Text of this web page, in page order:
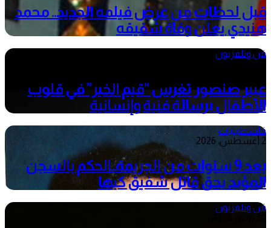
قبل لحظات من عرض فيلمه الجديد.. محمد
هنيدي يعلن وفاة شقيقه
فن وتلفزيون
عبير صنصور تغرس “قيم الخير” في قلوب
الأطفال برسالة فنية وإنسانية
فلسطينيات
2 أغسطس، 2026
بعد 9 سنوات من الجريمة..الحكم بالسجن
المؤبد بحق قاتل شفيق كبها
فن وتلفزيون